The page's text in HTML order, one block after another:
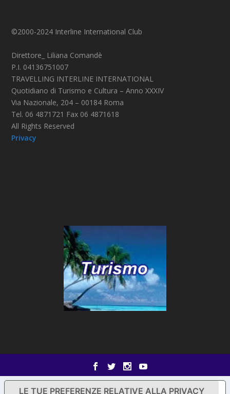
©2000-2024 Interline International Club
Direttore_ Liliana Comandè
P.I. 04136751007
TRAVELLING INTERLINE INTERNATIONAL
Quotidiano di Turismo e Cultura – Anno XXXIV
Via Nazionale, 204 – 00184 Roma
Tel. 06 4871721 Fax 06 4871618
All Rights Reserved
Privacy
LE TUE PREFERENZE RELATIVE ALLA PRIVACY